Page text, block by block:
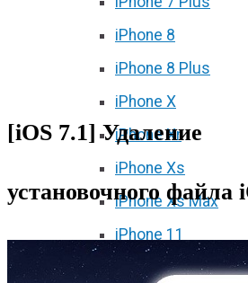
iPhone 8
iPhone 8 Plus
iPhone X
iPhone Xr
iPhone Xs
iPhone Xs Max
iPhone 11
iPhone 11 Pro
[iOS 7.1] Удаление
установочного файла